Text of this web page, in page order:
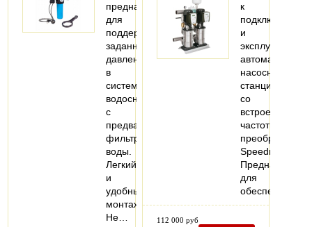
предназначен
для
поддержания
заданного
давления
в
системах
водоснабжения
с
предварительной
фильтрацией
воды.
Легкий
и
удобный
монтаж.
Не…
к
подключению
и
эксплуатации
насосные
станции
со
встроенными
частотными
Speedrive.
для
обеспечения…
112 000 руб